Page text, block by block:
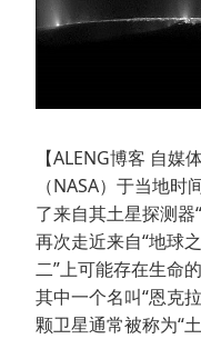
【ALENG博客 自
（NASA）于当地
了来自其土星探测
再次走近来自“地球
二”上可能存在生命
其中一个名叫“恩克
颗卫星通常被称为“